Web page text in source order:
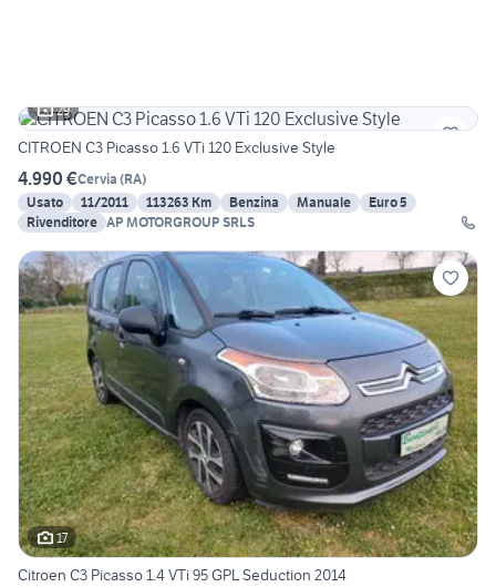
29
CITROEN C3 Picasso 1.6 VTi 120 Exclusive Style
4.990 €Cervia (RA)
Usato
11/2011 113263 Km Benzina Manuale
Euro 5
Rivenditore AP MOTORGROUP SRLS
17
Citroen C3 Picasso 1.4 VTi 95 GPL Seduction 2014